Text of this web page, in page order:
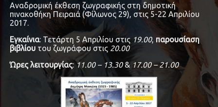
Αναδρομική έκθεση ζωγραφικής στη δημοτική
πινακοθήκη Πειραιά (Φίλωνος 29), στις 5-22 Απριλίου
2017.
Εγκαίνια: Τετάρτη 5 Απριλίου στις 19.00, παρουσίαση
βιβλίου του ζωγράφου στις 20.00
Ώρες λειτουργίας:11.00 – 13.30& 17.00 – 21.00